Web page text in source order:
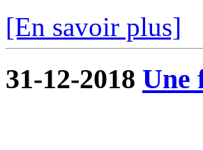
[En savoir plus]
31-12-2018 Une